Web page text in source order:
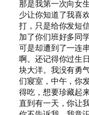
那是我第一次向女
少让你知道了我喜
打，只是给你发短
加了你们班好多同
可是却遭到了一连
啊。还记得你过生
块大洋。我没有勇
们寢室，中午，你
得吃，想要珍藏起
直到有一天，你让